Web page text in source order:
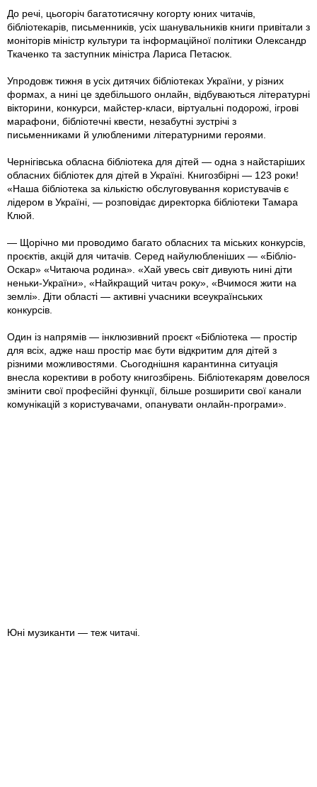
До речі, цьогоріч багатотисячну когорту юних читачів,
бібліотекарів, письменників, усіх шанувальників книги привітали з
моніторів міністр культури та інформаційної політики Олександр
Ткаченко та заступник міністра Лариса Петасюк.
Упродовж тижня в усіх дитячих бібліотеках України, у різних
формах, а нині це здебільшого онлайн, відбуваються літературні
вікторини, конкурси, майстер-класи, віртуальні подорожі, ігрові
марафони, бібліотечні квести, незабутні зустрічі з
письменниками й улюбленими літературними героями.
Чернігівська обласна бібліотека для дітей — одна з найстаріших
обласних бібліотек для дітей в Україні. Книгозбірні — 123 роки!
«Наша бібліотека за кількістю обслуговування користувачів є
лідером в Україні, — розповідає директорка бібліотеки Тамара
Клюй.
— Щорічно ми проводимо багато обласних та міських конкурсів,
проєктів, акцій для читачів. Серед найулюбленіших — «Бібліо-
Оскар» «Читаюча родина». «Хай увесь світ дивують нині діти
неньки-України», «Найкращий читач року», «Вчимося жити на
землі». Діти області — активні учасники всеукраїнських
конкурсів.
Один із напрямів — інклюзивний проєкт «Бібліотека — простір
для всіх, адже наш простір має бути відкритим для дітей з
різними можливостями. Сьогоднішня карантинна ситуація
внесла корективи в роботу книгозбірень. Бібліотекарям довелося
змінити свої професійні функції, більше розширити свої канали
комунікацій з користувачами, опанувати онлайн-програми».
Юні музиканти — теж читачі.